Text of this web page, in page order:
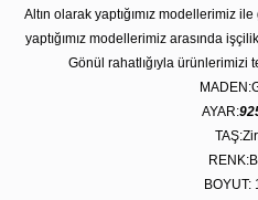
Altın olarak yaptığımız modellerimiz
yaptığımız modellerimiz arasında
Gönül rahatlığıyla ürünlerimizi
AYAR:
BOYUT: